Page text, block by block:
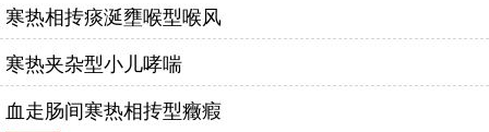
寒热相抟痰涎壅喉型喉风
寒热夹杂型小儿哮喘
血走肠间寒热相抟型癥瘕